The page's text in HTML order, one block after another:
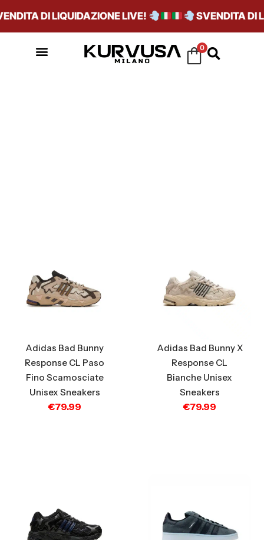
DI LIQUIDAZIONE LIVE! SVENDITA DI
0
Adidas Bad Bunny
Response CL Paso
Fino Scamosciate
Unisex Sneakers
€79.99
Adidas Bad Bunny X
Response CL
Bianche Unisex
Sneakers
€79.99